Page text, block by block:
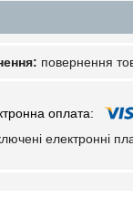
повернення
електронні